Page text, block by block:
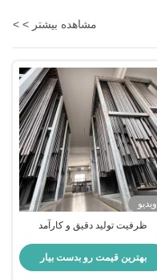
مشاهده بیشتر > >
ویدیو
ظرفیت تولید دقیق و کارآمد
بهترین قیمت رو بدست بیار